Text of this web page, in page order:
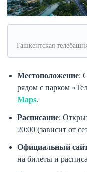
Ташкентская
Местоположение:
рядом с парком
Maps.
Расписание:
20:00 (зависит от
Официальный
на билеты и